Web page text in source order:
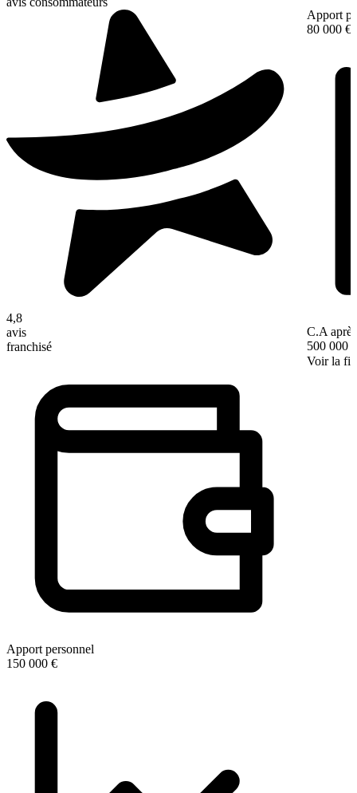
4,8
avis
franchisé
Apport personnel
150 000 €
Apport
80 000 €
C.A
500 000 €
Voir la